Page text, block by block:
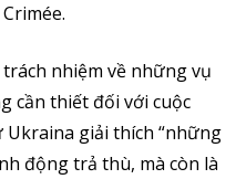
nhiệm về những vụ
cần thiết đối với cuộc
Ukraina giải thích “những
động trả thù, mà còn là